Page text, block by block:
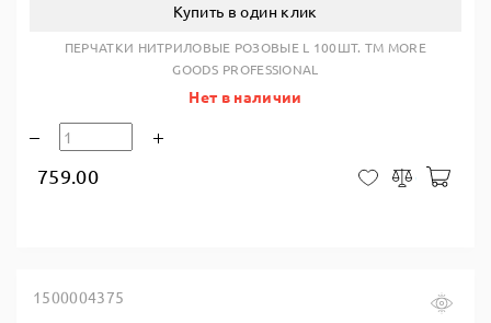
Купить в один клик
ПЕРЧАТКИ НИТРИЛОВЫЕ РОЗОВЫЕ L 100ШТ. TM MORE
GOODS PROFESSIONAL
Нет в наличии
759.00 В закладки
Сравнить
1500004375